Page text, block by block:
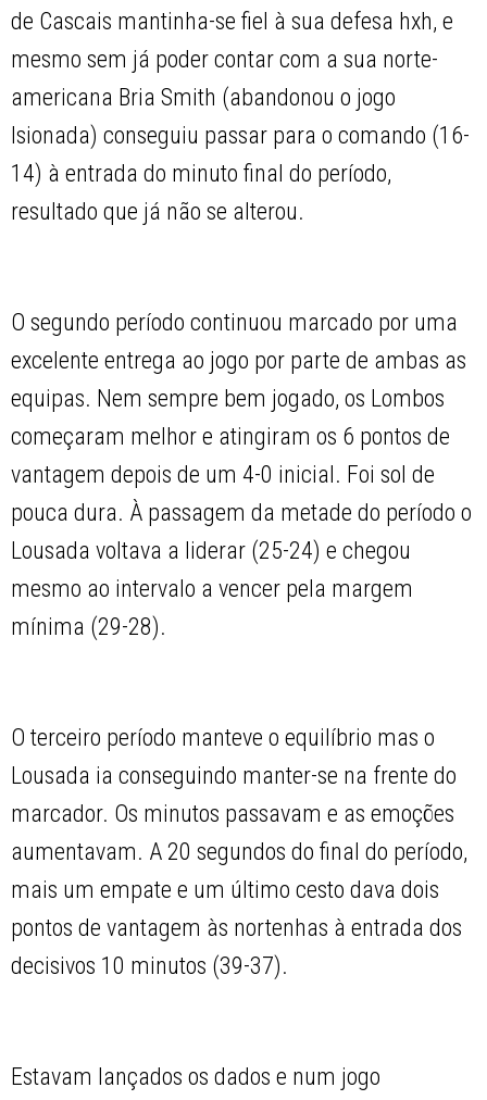
de Cascais mantinha-se fiel à sua defesa hxh, e
mesmo sem já poder contar com a sua norte-
americana Bria Smith (abandonou o jogo
lsionada) conseguiu passar para o comando (16-
14) à entrada do minuto final do período,
resultado que já não se alterou.
O segundo período continuou marcado por uma
excelente entrega ao jogo por parte de ambas as
equipas. Nem sempre bem jogado, os Lombos
começaram melhor e atingiram os 6 pontos de
vantagem depois de um 4-0 inicial. Foi sol de
pouca dura. À passagem da metade do período o
Lousada voltava a liderar (25-24) e chegou
mesmo ao intervalo a vencer pela margem
mínima (29-28).
O terceiro período manteve o equilíbrio mas o
Lousada ia conseguindo manter-se na frente do
marcador. Os minutos passavam e as emoções
aumentavam. A 20 segundos do final do período,
mais um empate e um último cesto dava dois
pontos de vantagem às nortenhas à entrada dos
decisivos 10 minutos (39-37).
Estavam lançados os dados e num jogo